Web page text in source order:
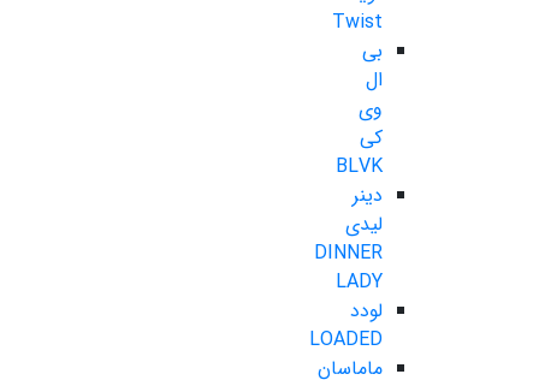
Twist
بی
ال
وی
کی
BLVK
دینر
لیدی
DINNER
LADY
لودد
LOADED
ماماسان